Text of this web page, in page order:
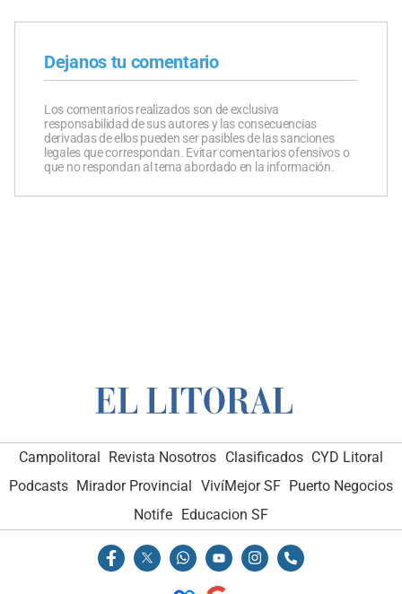
Dejanos tu comentario
Los comentarios realizados son de exclusiva
responsabilidad de sus autores y las consecuencias
derivadas de ellos pueden ser pasibles de las sanciones
legales que correspondan. Evitar comentarios ofensivos o
que no respondan al tema abordado en la información.
Campolitoral Revista Nosotros Clasificados CYD Litoral
Podcasts Mirador Provincial VivíMejor SF Puerto Negocios
Notife Educacion SF